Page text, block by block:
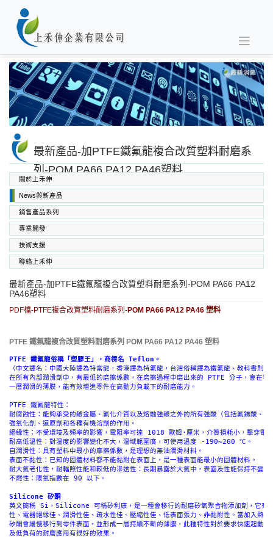
content
最新產品-加PTFE鐵氟龍複合改質塑料耐磨系
列-POM PA66 PA12 PA46塑料
關於上禾伸
News與新產品
銷售產品系列
SABIC PC PC/ABS PPO PEI
專業開發
技術支援
聯絡上禾伸
最新產品-加PTFE鐵氟龍複合改質塑料耐磨系列-POM PA66 PA12
PA46塑料
PDF檔-PTFE複合改質塑料耐磨系列-POM PA66 PA12 PA46 塑料
PTFE 鐵氟龍複合改質塑料耐磨系列 POM PA66 PA12 PA46 塑料
（中文譯名：中國大陸譯為特富龍，香港譯為特氟龍，台灣俗稱譯為鐵氟龍、教科書則譯
在所有內部潤滑劑中，有最低的磨擦係數，在磨擦過程中磨出來的 PTFE 分子，會在零
⼀層潤滑的薄膜，能有效增進零件在⾼動⼒負載下的耐磨能⼒。
PTFE 鐵氟龍特性：
耐腐蝕性：能夠承受的鹼金屬、氟化介質以及熔融強鹼之外的所有強酸（包括氟銻酸、王
強氧化劑、還原劑和各種有機溶劑的作用。
絕緣性：不受環境及頻率的影響，電阻率可達 1018 歐姆·厘米，介質損耗小，擊穿電
耐高低溫性：對溫度的影響變化不大，溫域範圍廣，可使用溫度 -190~260 ℃。
自潤滑性：具有塑料中最小的摩擦係數，是理想的無油潤滑材料。
表⾯不黏性：已知的固體材料都不能黏附在表⾯上，是⼀種表⾯能最小的固體材料。
耐大氣老化性，耐輻照性能和較低的滲透性：⻑期暴露於大氣中，表⾯及性能保持不變。
不燃性：限氧指數在 90 以下。
Silicone 矽酮
英文簡稱 Si，Silicone 可稱矽利康，是⼀種會移⾏的耐磨矽氧聚合物添加劑，它有
性、電器絕緣佳、潤滑性佳、疏水性佳、壓縮性佳、低表面張⼒、非黏附性。當加入熱塑
矽酮會緩慢移⾏到零件表面，並形成⼀層持續不斷的薄膜，此種特性對於要求快速起動、
及低負荷的耐磨應用有很好的效果。